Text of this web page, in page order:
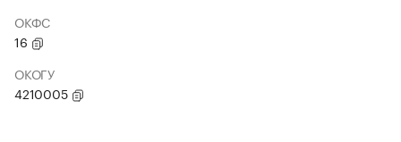
ОКФС
16
ОКОГУ
4210005